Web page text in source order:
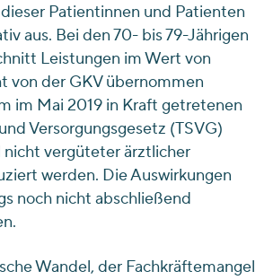
Patientinnen und Patienten
aus. Bei den 70- bis 79-Jährigen
Leistungen im Wert von
von der GKV übernommen
im Mai 2019 in Kraft getretenen
Versorgungsgesetz (TSVG)
nicht vergüteter ärztlicher
werden. Die Auswirkungen
noch nicht abschließend
Wandel, der Fachkräftemangel